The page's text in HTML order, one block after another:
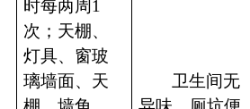
时每两周1
次；天棚、
灯具、窗玻
璃墙面、天
卫生间无